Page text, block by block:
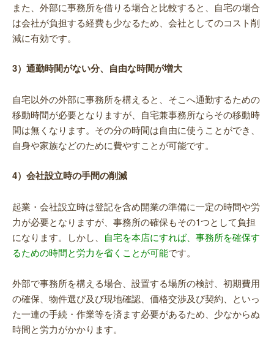
また、外部に事務所を借りる場合と比較すると、自宅の場合
は会社が負担する経費も少なるため、会社としてのコスト削
減に有効です。
3）通勤時間がない分、自由な時間が増大
自宅以外の外部に事務所を構えると、そこへ通勤するための
移動時間が必要となりますが、自宅兼事務所ならその移動時
間は無くなります。その分の時間は自由に使うことができ、
自身や家族などのために費やすことが可能です。
4）会社設立時の手間の削減
起業・会社設立時は登記を含め開業の準備に一定の時間や労
力が必要となりますが、事務所の確保もその1つとして負担
になります。しかし、 自宅を本店にすれば、事務所を確保す
るための時間と労力を省くことが可能です。
外部で事務所を構える場合、設置する場所の検討、初期費用
の確保、物件選び及び現地確認、価格交渉及び契約、といっ
た一連の手続・作業等を済ます必要があるため、少なからぬ
時間と労力がかかります。